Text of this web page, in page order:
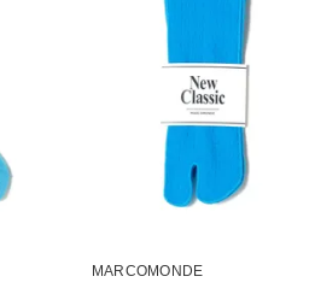
MARCOMONDE